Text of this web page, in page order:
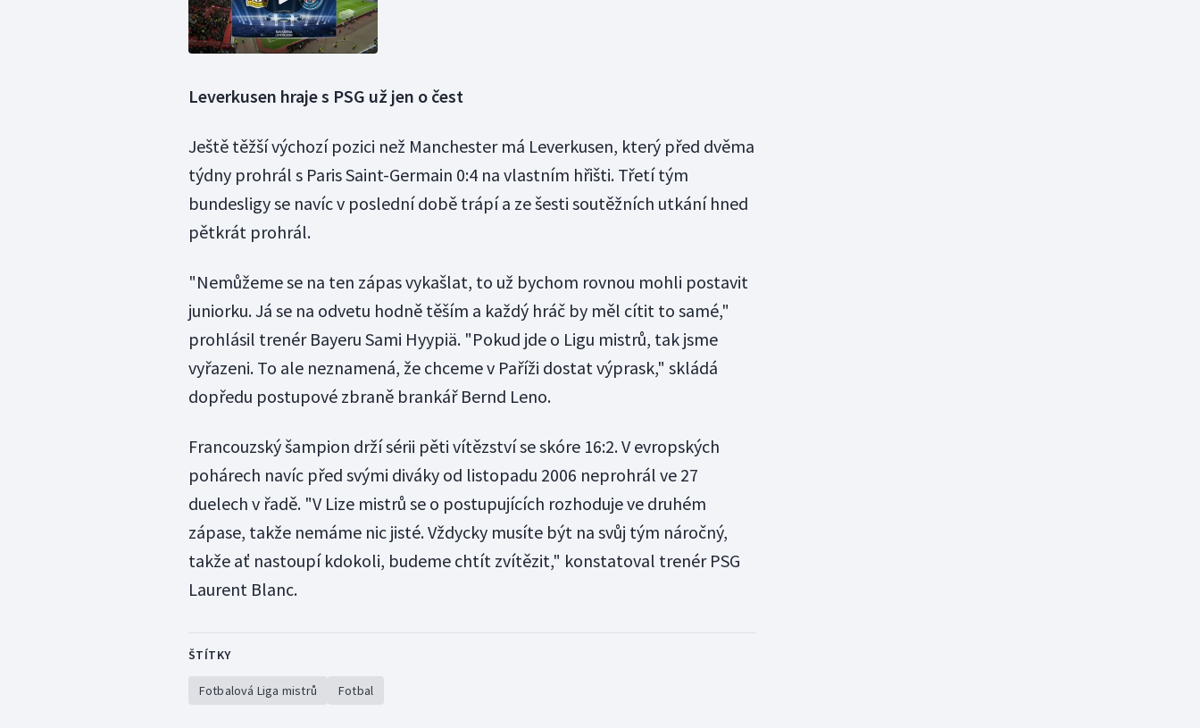
Leverkusen hraje s PSG už jen o čest
Ještě těžší výchozí pozici než Manchester má Leverkusen, který před dvěma
týdny prohrál s Paris Saint-Germain 0:4 na vlastním hřišti. Třetí tým
bundesligy se navíc v poslední době trápí a ze šesti soutěžních utkání hned
pětkrát prohrál.
"Nemůžeme se na ten zápas vykašlat, to už bychom rovnou mohli postavit
juniorku. Já se na odvetu hodně těším a každý hráč by měl cítit to samé,"
prohlásil trenér Bayeru Sami Hyypiä. "Pokud jde o Ligu mistrů, tak jsme
vyřazeni. To ale neznamená, že chceme v Paříži dostat výprask," skládá
dopředu postupové zbraně brankář Bernd Leno.
Francouzský šampion drží sérii pěti vítězství se skóre 16:2. V evropských
pohárech navíc před svými diváky od listopadu 2006 neprohrál ve 27
duelech v řadě. "V Lize mistrů se o postupujících rozhoduje ve druhém
zápase, takže nemáme nic jisté. Vždycky musíte být na svůj tým náročný,
takže ať nastoupí kdokoli, budeme chtít zvítězit," konstatoval trenér PSG
Laurent Blanc.
ŠTÍTKY
Fotbalová Liga mistrů Fotbal